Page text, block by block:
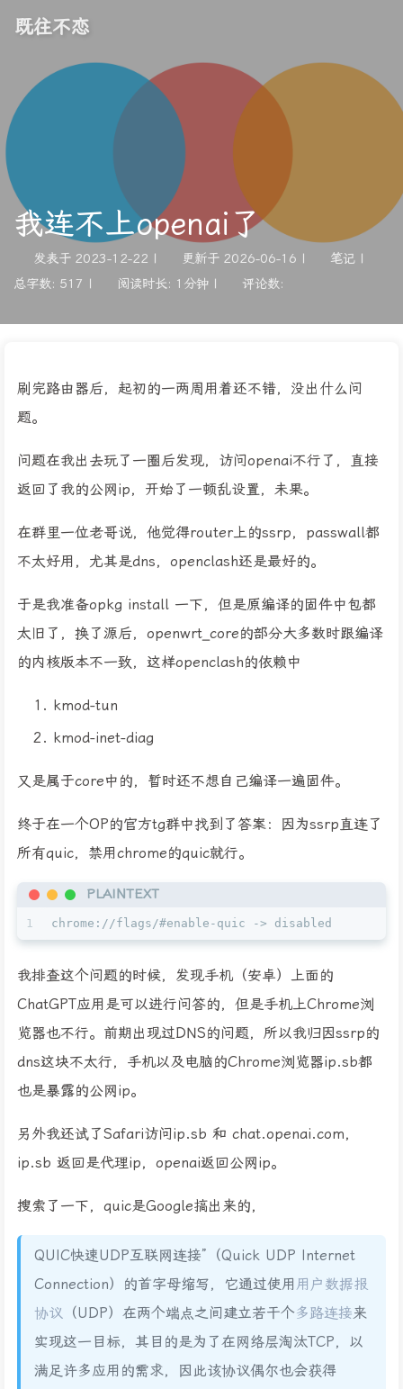
既往不恋
我连不上openai了
发表于 2023-12-22 | 更新于 2026-06-16 | 笔记 |
总字数: 517 | 阅读时长: 1分钟 | 评论数:
刷完路由器后，起初的一两周用着还不错，没出什么问
题。
问题在我出去玩了一圈后发现，访问openai不行了，直接
返回了我的公网ip，开始了一顿乱设置，未果。
在群里一位老哥说，他觉得router上的ssrp，passwall都
不太好用，尤其是dns，openclash还是最好的。
于是我准备opkg install 一下，但是原编译的固件中包都
太旧了，换了源后，openwrt_core的部分大多数时跟编译
的内核版本不一致，这样openclash的依赖中
kmod-tun
kmod-inet-diag
又是属于core中的，暂时还不想自己编译一遍固件。
终于在一个OP的官方tg群中找到了答案：因为ssrp直连了
所有quic，禁用chrome的quic就行。
PLAINTEXT
1 chrome://flags/#enable-quic -> disabled
我排查这个问题的时候，发现手机（安卓）上面的
ChatGPT应用是可以进行问答的，但是手机上Chrome浏
览器也不行。前期出现过DNS的问题，所以我归因ssrp的
dns这块不太行，手机以及电脑的Chrome浏览器ip.sb都
也是暴露的公网ip。
另外我还试了Safari访问ip.sb 和 chat.openai.com，
ip.sb 返回是代理ip，openai返回公网ip。
搜索了一下，quic是Google搞出来的，
QUIC快速UDP互联网连接”（Quick UDP Internet
Connection）的首字母缩写，它通过使用 用户数据报
协议 （UDP）在两个端点之间建立若干个多路连接来
实现这一目标，其目的是为了在网络层淘汰TCP，以
满足许多应用的需求，因此该协议偶尔也会获得